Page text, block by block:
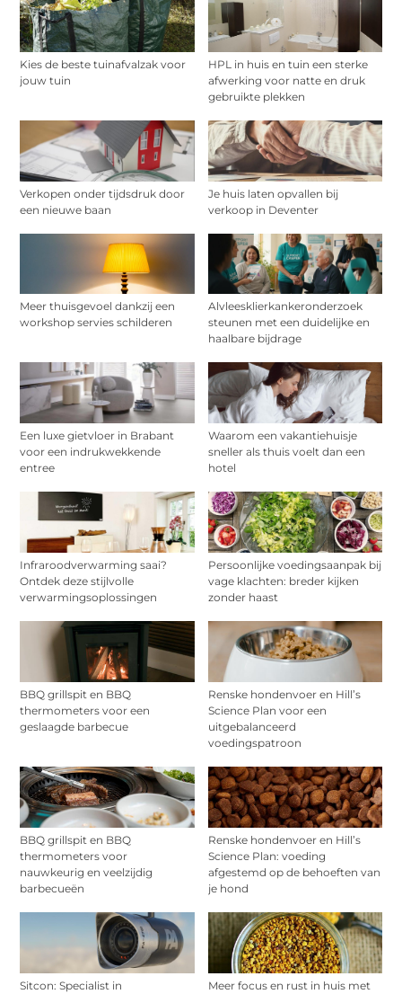
Kies de beste tuinafvalzak voor
jouw tuin
HPL in huis en tuin een sterke
afwerking voor natte en druk
gebruikte plekken
Verkopen onder tijdsdruk door
een nieuwe baan
Je huis laten opvallen bij
verkoop in Deventer
Meer thuisgevoel dankzij een
workshop servies schilderen
Alvleesklierkankeronderzoek
steunen met een duidelijke en
haalbare bijdrage
Een luxe gietvloer in Brabant
voor een indrukwekkende
entree
Waarom een vakantiehuisje
sneller als thuis voelt dan een
hotel
Infraroodverwarming saai?
Ontdek deze stijlvolle
verwarmingsoplossingen
Persoonlijke voedingsaanpak bij
vage klachten: breder kijken
zonder haast
BBQ grillspit en BBQ
thermometers voor een
geslaagde barbecue
Renske hondenvoer en Hill’s
Science Plan voor een
uitgebalanceerd
voedingspatroon
BBQ grillspit en BBQ
thermometers voor
nauwkeurig en veelzijdig
barbecueën
Renske hondenvoer en Hill’s
Science Plan: voeding
afgestemd op de behoeften van
je hond
Sitcon: Specialist in
Meer focus en rust in huis met